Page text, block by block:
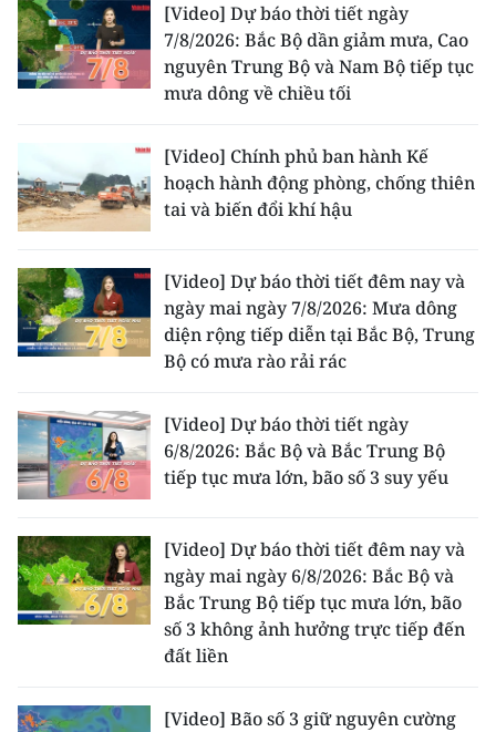
Media Thể thao
Media Giáo dục
Media Khoa học - Công nghệ
Media Môi trường
Infographic
TIN ĐỊA PHƯƠNG
Trung du và miền núi phía Bắc
Đồng bằng sông Hồng
Bắc Trung Bộ
Duyên hải Nam Trung Bộ và Tây
Đông Nam Bộ
[Video] Dự báo thời tiết ngày
7/8/2026: Bắc Bộ dần giảm mưa, Cao
nguyên Trung Bộ và Nam Bộ tiếp tục
mưa dông về chiều tối
[Video] Chính phủ ban hành Kế
hoạch hành động phòng, chống thiên
tai và biến đổi khí hậu
[Video] Dự báo thời tiết đêm nay và
ngày mai ngày 7/8/2026: Mưa dông
diện rộng tiếp diễn tại Bắc Bộ, Trung
Bộ có mưa rào rải rác
[Video] Dự báo thời tiết ngày
6/8/2026: Bắc Bộ và Bắc Trung Bộ
tiếp tục mưa lớn, bão số 3 suy yếu
[Video] Dự báo thời tiết đêm nay và
ngày mai ngày 6/8/2026: Bắc Bộ và
Bắc Trung Bộ tiếp tục mưa lớn, bão
số 3 không ảnh hưởng trực tiếp đến
đất liền
[Video] Bão số 3 giữ nguyên cường